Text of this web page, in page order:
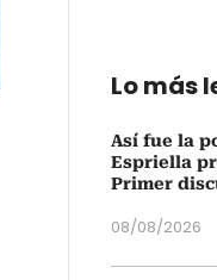
Lo más
Así fue la
Espriella
Primer
08/08/2026